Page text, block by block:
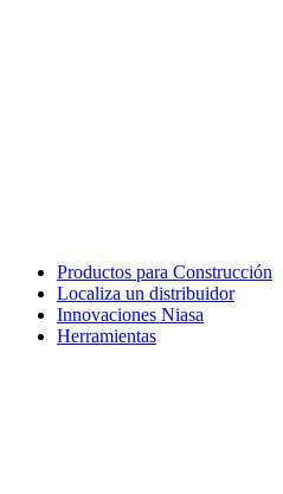
Productos para Construcción
Localiza un distribuidor
Innovaciones Niasa
Herramientas